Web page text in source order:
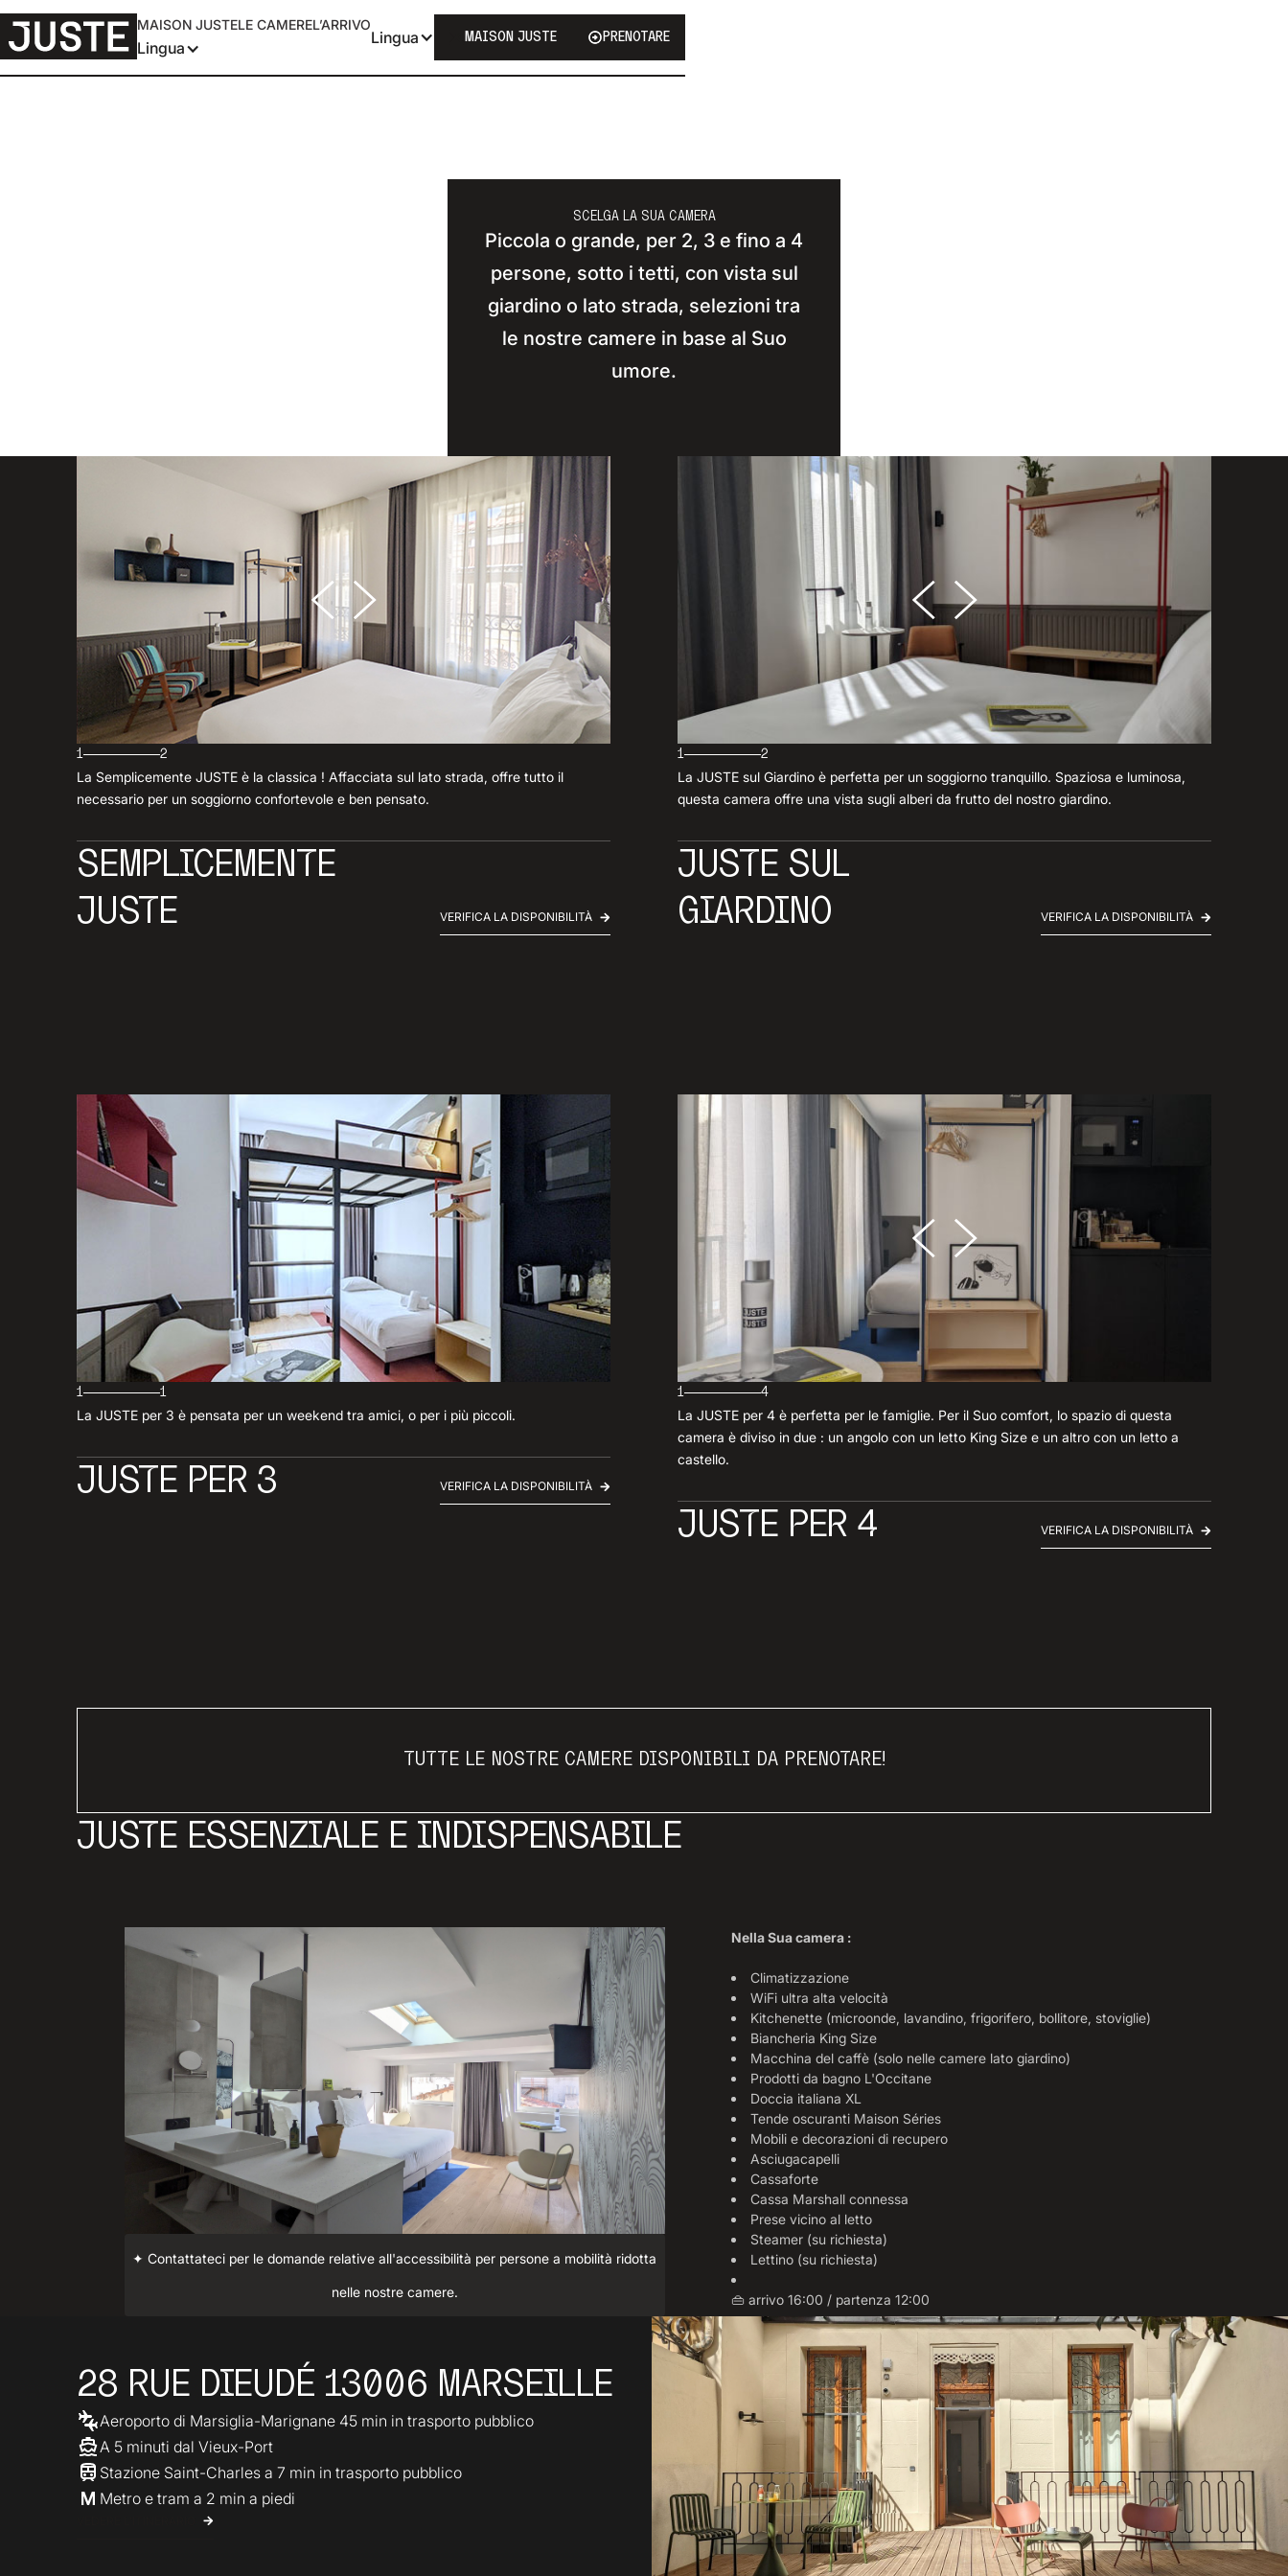
MAISON JUSTELE CAMEREL’ARRIVO
Lingua
Lingua MAISON JUSTE PRENOTARE
SCELGA LA SUA CAMERA
Piccola o grande, per 2, 3 e fino a 4
persone, sotto i tetti, con vista sul
giardino o lato strada, selezioni tra
le nostre camere in base al Suo
umore.
1 2
La Semplicemente JUSTE è la classica ! Affacciata sul lato strada, offre tutto il
necessario per un soggiorno confortevole e ben pensato.
SEMPLICEMENTE
JUSTE
VERIFICA LA DISPONIBILITÀ
1 2
La JUSTE sul Giardino è perfetta per un soggiorno tranquillo. Spaziosa e luminosa,
questa camera offre una vista sugli alberi da frutto del nostro giardino.
JUSTE SUL
GIARDINO
VERIFICA LA DISPONIBILITÀ
1 1
La JUSTE per 3 è pensata per un weekend tra amici, o per i più piccoli.
JUSTE PER 3 VERIFICA LA DISPONIBILITÀ
1 4
La JUSTE per 4 è perfetta per le famiglie. Per il Suo comfort, lo spazio di questa
camera è diviso in due : un angolo con un letto King Size e un altro con un letto a
castello.
JUSTE PER 4 VERIFICA LA DISPONIBILITÀ
TUTTE LE NOSTRE CAMERE DISPONIBILI DA PRENOTARE!
JUSTE ESSENZIALE E INDISPENSABILE
✦ Contattateci per le domande relative all'accessibilità per persone a mobilità ridotta
nelle nostre camere.
Nella Sua camera :
Climatizzazione
WiFi ultra alta velocità
Kitchenette (microonde, lavandino, frigorifero, bollitore, stoviglie)
Biancheria King Size
Macchina del caffè (solo nelle camere lato giardino)
Prodotti da bagno L'Occitane
Doccia italiana XL
Tende oscuranti Maison Séries
Mobili e decorazioni di recupero
Asciugacapelli
Cassaforte
Cassa Marshall connessa
Prese vicino al letto
Steamer (su richiesta)
Lettino (su richiesta)
👜 arrivo 16:00 / partenza 12:00
28 RUE DIEUDÉ 13006 MARSEILLE
Aeroporto di Marsiglia-Marignane 45 min in trasporto pubblico
A 5 minuti dal Vieux-Port
Stazione Saint-Charles a 7 min in trasporto pubblico
Metro e tram a 2 min a piedi